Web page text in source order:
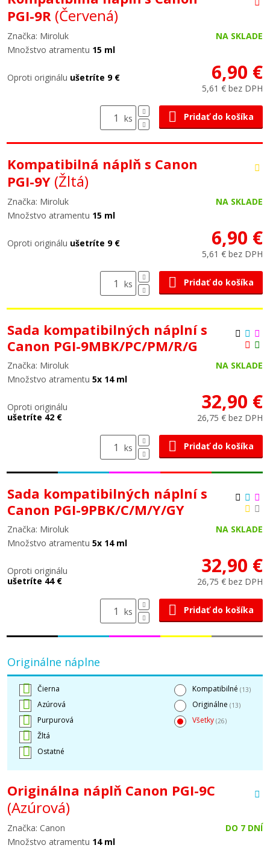
PGI-9R (Červená)
Značka: Miroluk
NA SKLADE
Množstvo atramentu 15 ml
Oproti originálu ušetríte 9 € 6,90 €
5,61 € bez DPH
ks Pridať do košíka
Kompatibilná náplň s Canon
PGI-9Y (Žltá)
Značka: Miroluk
NA SKLADE
Množstvo atramentu 15 ml
Oproti originálu ušetríte 9 € 6,90 €
5,61 € bez DPH
ks Pridať do košíka
Sada kompatibilných náplní s
Canon PGI-9MBK/PC/PM/R/G
Značka: Miroluk
NA SKLADE
Množstvo atramentu 5x 14 ml
Oproti originálu
ušetríte 42 €
32,90 €
26,75 € bez DPH
ks Pridať do košíka
Sada kompatibilných náplní s
Canon PGI-9PBK/C/M/Y/GY
Značka: Miroluk
NA SKLADE
Množstvo atramentu 5x 14 ml
Oproti originálu
ušetríte 44 €
32,90 €
26,75 € bez DPH
ks Pridať do košíka
Originálne náplne
Čierna
Azúrová
Purpurová
Žltá
Ostatné
Kompatibilné (13)
Originálne (13)
Všetky (26)
Originálna náplň Canon PGI-9C
(Azúrová)
Značka: Canon
DO 7 DNÍ
Množstvo atramentu 14 ml